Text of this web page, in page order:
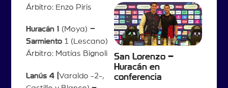
Árbitro: Enzo Piris
Huracán 1 (Moya) –
Sarmiento1 (Lescano)
Árbitro: Matías Bignoli
Lanús 4 (Varaldo -2-,
San Lorenzo –
Huracán en
conferencia